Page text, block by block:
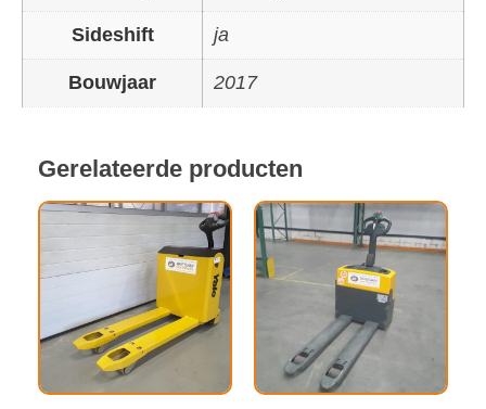
Sideshift ja
Bouwjaar 2017
Gerelateerde producten